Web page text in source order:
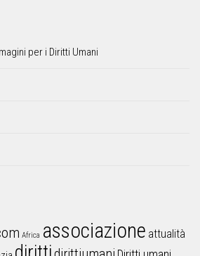
per i Diritti Umani
Africa associazione attualità